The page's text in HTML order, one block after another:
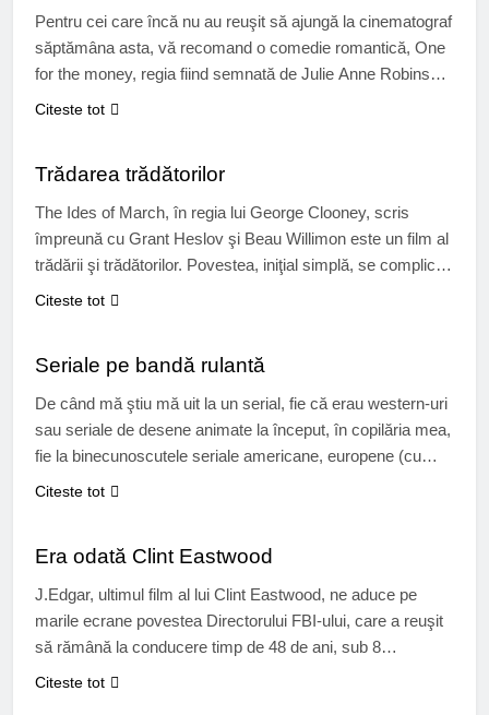
Pentru cei care încă nu au reuşit să ajungă la cinematograf
săptămâna asta, vă recomand o comedie romantică, One
for the money, regia fiind semnată de Julie Anne Robinson,
care s-a ocupat şi de serialul Grey’s Anatomy. Filmul ne
Citeste tot
Trădarea trădătorilor
The Ides of March, în regia lui George Clooney, scris
împreună cu Grant Heslov şi Beau Willimon este un film al
trădării şi trădătorilor. Povestea, iniţial simplă, se complică
pe parcurs. Pe timpul unei campanii electorale de alegere a
Citeste tot
Seriale pe bandă rulantă
De când mă ştiu mă uit la un serial, fie că erau western-uri
sau seriale de desene animate la început, în copilăria mea,
fie la binecunoscutele seriale americane, europene (cu
precădere britanice), asiatice. O categorie aparte sunt
Citeste tot
Era odată Clint Eastwood
J.Edgar, ultimul film al lui Clint Eastwood, ne aduce pe
marile ecrane povestea Directorului FBI-ului, care a reuşit
să rămână la conducere timp de 48 de ani, sub 8
preşedinţi, trecând prin al doilea război mondial, criza
Citeste tot